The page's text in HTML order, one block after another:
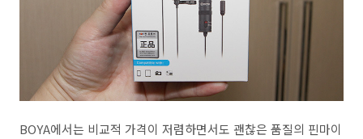
BOYA에서는 비교적 가격이 저렴하면서도 괜찮은 품질의 핀마이